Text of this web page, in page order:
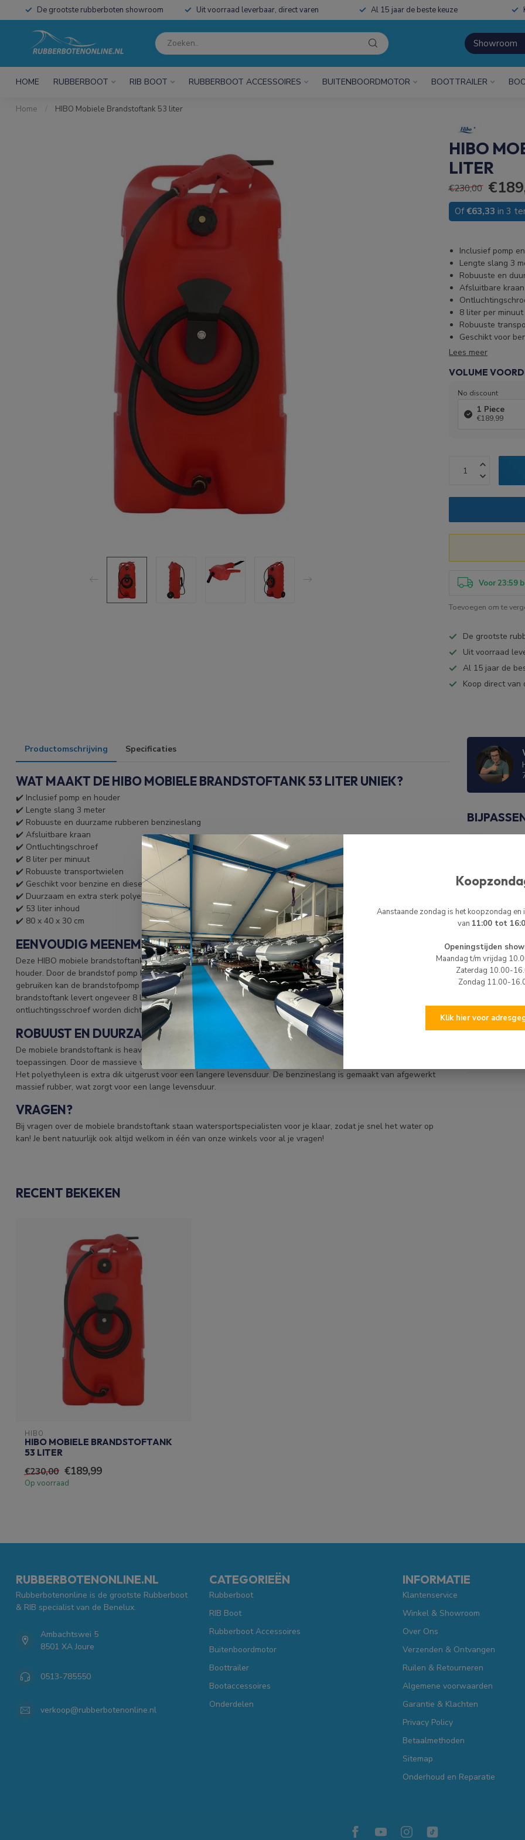
De grootste rubberboten showroom Uit voorraad leverbaar, direct varen Al 15 jaar de beste keuze
Showroom
HOME RUBBERBOOT RIB BOOT RUBBERBOOT ACCESSOIRES BUITENBOORDMOTOR BOOTTRAILER
Home / HIBO Mobiele Brandstoftank 53 liter
HIBO
LITER
€230,00
Of€63,33 in 3
Inclusief pomp
Lengte slang 3
Robuuste en
Afsluitbare kraan
8 liter per minuut
Robuuste
Geschikt voor
Lees meer
VOLUME
No discount
1 Piece
€189,99
Voor 23:59
Toevoegen om te
De grootste
Uit voorraad
Al 15 jaar de
Koop direct van
Productomschrijving Specificaties
WAT MAAKT DE HIBO MOBIELE BRANDSTOFTANK 53 LITER UNIEK?
✔️ Inclusief pomp en houder
✔️ Lengte slang 3 meter
✔️ Robuuste en duurzame rubberen benzineslang
✔️ Afsluitbare kraan
✔️ Ontluchtingschroef
✔️ 8 liter per minuut
✔️ Robuuste transportwielen
✔️ Geschikt voor benzine en diesel
✔️ Duurzaam en extra sterk polyethyleen
✔️ 53 liter inhoud
✔️ 80 x 40 x 30 cm
EENVOUDIG MEENEMEN EN BRANDSTOF BIJVULLEN
Deze HIBO mobiele brandstoftank heeft een inhoud van 53 liter. Hij wordt geleverd met een brandstofpomp en
houder. Door de brandstof pomp kan er eenvoudig zonder lekken benzine of diesel worden bijgevuld. Na het
gebruiken kan de brandstofpomp worden opgehangen op de houder. De 3 meter maakt het tanken gemakkelijk. De
brandstoftank levert ongeveer 8 liter per minuut. Na gebruik kan het benzine kraantje worden afgesloten en de
ontluchtingsschroef worden dichtgedraaid.
ROBUUST EN DUURZAAM MATERIAAL
De mobiele brandstoftank is heavy-duty en geschikt voor benzine en diesel. Hierdoor geschikt voor verschillende
toepassingen. Door de massieve wielen kun je de brandstoftank gemakkelijk meenemen op verschillende terreinen.
Het polyethyleen is extra dik uitgerust voor een langere levensduur. De benzineslang is gemaakt van afgewerkt
massief rubber, wat zorgt voor een lange levensduur.
VRAGEN?
Bij vragen over de mobiele brandstoftank staan watersportspecialisten voor je klaar, zodat je snel het water op
kan! Je bent natuurlijk ook altijd welkom in één van onze winkels voor al je vragen!
RECENT BEKEKEN
HIBO
HIBO MOBIELE BRANDSTOFTANK
53 LITER
€230,00 €189,99
Op voorraad
RUBBERBOTENONLINE.NL
Rubberbotenonline is de grootste Rubberboot
& RIB specialist van de Benelux.
Ambachtswei 5
8501 XA Joure
0513-785550
verkoop@rubberbotenonline.nl
CATEGORIEËN
Rubberboot
RIB Boot
Rubberboot Accessoires
Buitenboordmotor
Boottrailer
Bootaccessoires
Onderdelen
INFORMATIE
Klantenservice
Winkel & Showroom
Over Ons
Verzenden & Ontvangen
Ruilen & Retourneren
Algemene voorwaarden
Garantie & Klachten
Privacy Policy
Betaalmethoden
Sitemap
Onderhoud en Reparatie
Aanstaande zondag is het koopzondag
van 11:00 tot
Openingstijden
Maandag t/m vrijdag
Zaterdag 10.00-
Zondag 11.00-
Klik hier voor